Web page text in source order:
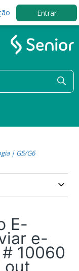
Entrar
| G5/G6
E-
e-
10060
out